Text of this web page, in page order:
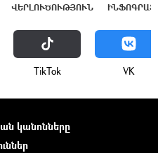
ՎԵՐԼՈՒԾՈՒԹՅՈՒՆ
ТikТоk VK
կանոնները